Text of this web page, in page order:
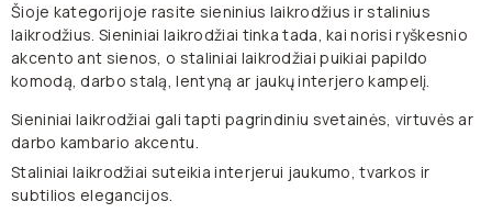
Šioje kategorijoje rasite sieninius laikrodžius ir stalinius
laikrodžius. Sieniniai laikrodžiai tinka tada, kai norisi ryškesnio
akcento ant sienos, o staliniai laikrodžiai puikiai papildo
komodą, darbo stalą, lentyną ar jaukų interjero kampelį.
Sieniniai laikrodžiai gali tapti pagrindiniu svetainės, virtuvės ar
darbo kambario akcentu.
Staliniai laikrodžiai suteikia interjerui jaukumo, tvarkos ir
subtilios elegancijos.